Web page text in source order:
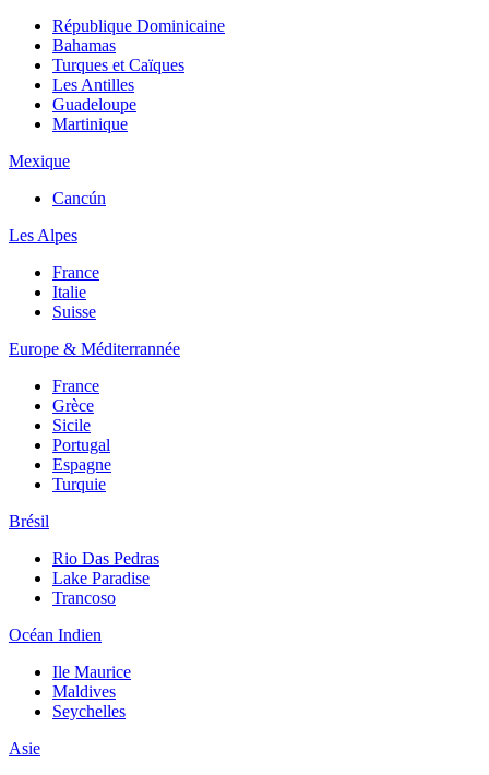
République Dominicaine
Bahamas
Turques et Caïques
Les Antilles
Guadeloupe
Martinique
Mexique
Cancún
Les Alpes
France
Italie
Suisse
Europe & Méditerrannée
France
Grèce
Sicile
Portugal
Espagne
Turquie
Brésil
Rio Das Pedras
Lake Paradise
Trancoso
Océan Indien
Ile Maurice
Maldives
Seychelles
Asie